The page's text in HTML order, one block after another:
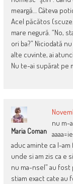
meargă… Câteva
Acel păcătos
mare negură. “No,
ori ba?” Niciodată
alte cuvinte, ai
Nu te-ai supărat pe
Maria Coman
nu m-
aduc aminte ca l-
unde si am zis ca e
nu ma-nsel” au
stiam exact cate au